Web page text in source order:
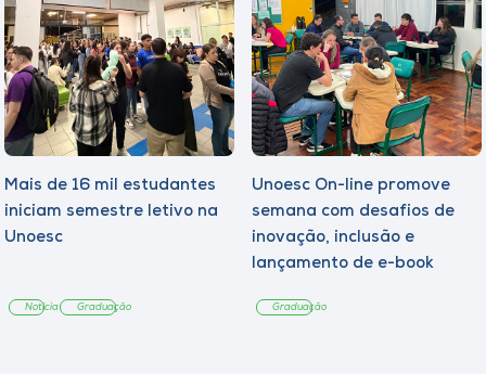
Mais de 16 mil estudantes
iniciam semestre letivo na
Unoesc
Notícia Graduação
Unoesc On-line promove
semana com desafios de
inovação, inclusão e
lançamento de e-book
Graduação